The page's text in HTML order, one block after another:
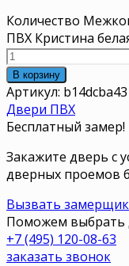
Количество
ПВХ Кристина
В корзину
Артикул:
Двери ПВХ
Бесплатный замер!
Закажите дверь с
дверных проемов
Вызвать
Поможем выбрать
+7 (495) 120-08-63
заказать звонок